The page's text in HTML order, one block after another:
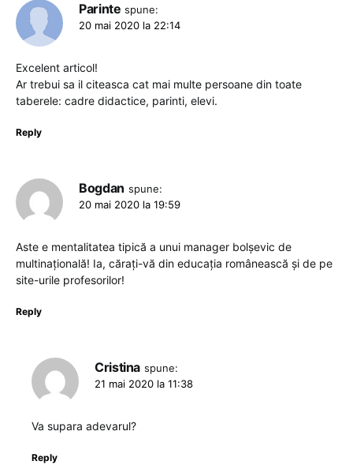
Parinte spune:
20 mai 2020 la 22:14
Excelent articol!
Ar trebui sa il citeasca cat mai multe persoane din toate
taberele: cadre didactice, parinti, elevi.
Reply
Bogdan spune:
20 mai 2020 la 19:59
Aste e mentalitatea tipică a unui manager bolșevic de
multinațională! Ia, cărați-vă din educația românească și de pe
site-urile profesorilor!
Reply
Cristina spune:
21 mai 2020 la 11:38
Va supara adevarul?
Reply